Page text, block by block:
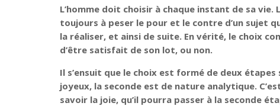
L’homme doit choisir à chaque instant de sa
toujours à peser le pour et le contre d’un sujet
la réaliser, et ainsi de suite. En vérité, le choix
d’être satisfait de son lot, ou non.
Il s’ensuit que le choix est formé de deux
joyeux, la seconde est de nature analytique.
savoir la joie, qu’il pourra passer à la seconde